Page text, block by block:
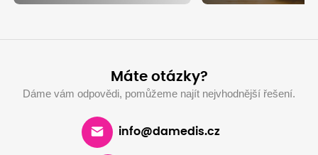
Máte otázky?
Dáme vám odpovědi, pomůžeme najít nejvhodnější řešení.
info@damedis.cz